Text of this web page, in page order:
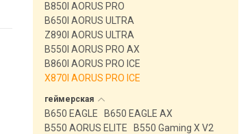
B850I AORUS PRO
B650I AORUS ULTRA
Z890I AORUS ULTRA
B550I AORUS PRO AX
B860I AORUS PRO ICE
X870I AORUS PRO ICE
геймерская
B650 EAGLE
B650 EAGLE AX
B550 AORUS ELITE
B550 Gaming X V2